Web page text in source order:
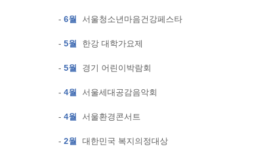
-6월 서울청소년마음건강페스타
-5월 한강 대학가요제
-5월 경기 어린이박람회
-4월 서울세대공감음악회
-4월 서울환경콘서트
-2월 대한민국 복지의정대상